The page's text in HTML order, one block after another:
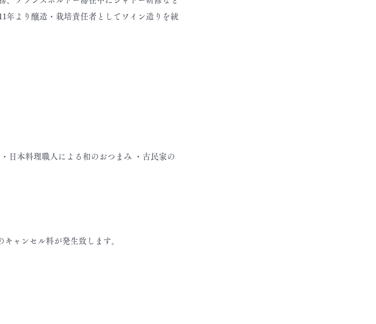
年より醸造・栽培責任者としてワイン造りを統
日本料理職人による和のおつまみ ・古民家の
キャンセル料が発生致します。